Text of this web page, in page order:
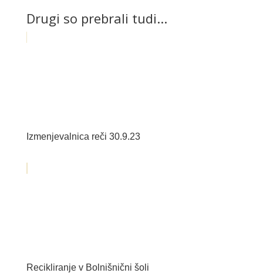
Drugi so prebrali tudi...
Izmenjevalnica reči 30.9.23
Recikliranje v Bolnišnični šoli